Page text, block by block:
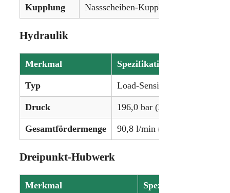
Kupplung Nassscheiben-Kupplung
Hydraulik
Merkmal Spezifikation
Typ Load-Sensing-System
Druck 196,0 bar (2843 psi)
Gesamtfördermenge 90,8 l/min (24 gpm)
Dreipunkt-Hubwerk
Merkmal Spezifikation